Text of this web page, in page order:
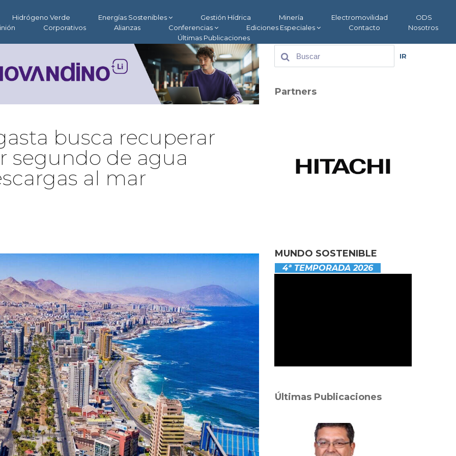
Hidrógeno Verde Energías Sostenibles Gestión Hídrica Minería Electromovilidad
ODS
Corporativos Alianzas Conferencias Ediciones Especiales Contacto
Nosotros
Últimas Publicaciones
busca recuperar
segundo de agua
al mar
IR
Partners
MUNDO SOSTENIBLE
4ª TEMPORADA 2026
Últimas Publicaciones